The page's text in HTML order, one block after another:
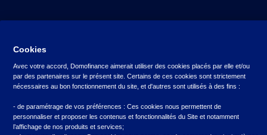
Prêt copropriété
Cookies
Avec votre accord, Domofinance aimerait utiliser des cookies placés par elle et/ou
par des partenaires sur le présent site. Certains de ces cookies sont strictement
nécessaires au bon fonctionnement du site, et d'autres sont utilisés à des fins :
- de paramétrage de vos préférences : Ces cookies nous permettent de
personnaliser et proposer les contenus et fonctionnalités du Site et notamment
l’affichage de nos produits et services;